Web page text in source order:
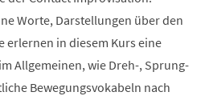
Worte, Darstellungen über den
erlernen in diesem Kurs eine
Allgemeinen, wie Dreh-, Sprung-
Bewegungsvokabeln nach